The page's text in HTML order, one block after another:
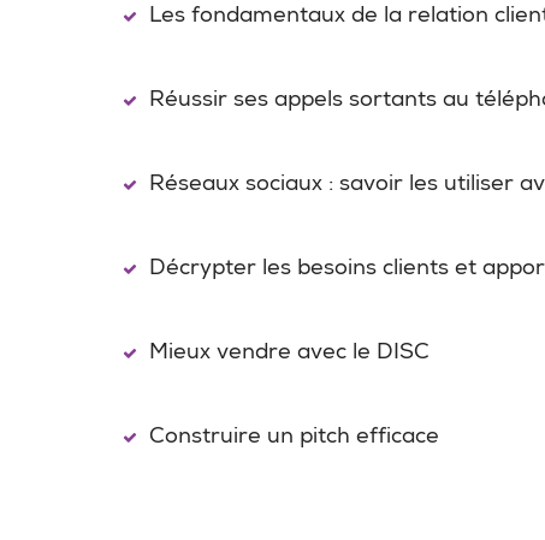
Les fondamentaux de la relation
Réussir ses appels sortants au
Réseaux sociaux : savoir les utiliser
Décrypter les besoins clients et
Mieux vendre avec le DISC
Construire un pitch efficace